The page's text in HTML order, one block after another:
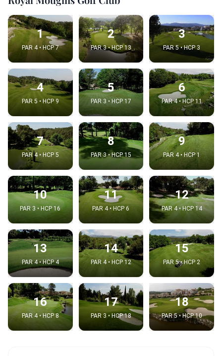
1
PAR 4 • HCP 7
2
PAR 3 • HCP 13
3
PAR 5 • HCP 3
4
PAR 5 • HCP 9
5
PAR 3 • HCP 17
6
PAR 4 • HCP 11
7
PAR 4 • HCP 5
8
PAR 3 • HCP 15
9
PAR 4 • HCP 1
10
PAR 3 • HCP 16
11
PAR 4 • HCP 6
12
PAR 4 • HCP 14
13
PAR 4 • HCP 4
14
PAR 4 • HCP 12
15
PAR 5 • HCP 2
16
PAR 4 • HCP 8
17
PAR 3 • HCP 18
18
PAR 5 • HCP 10